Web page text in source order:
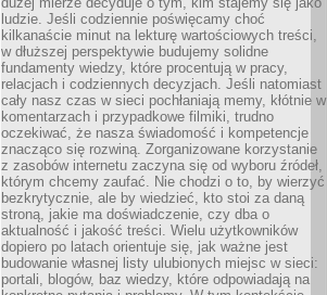
ludzie. Jeśli codziennie poświęcamy choć
kilkanaście minut na lekturę wartościowych treści,
w dłuższej perspektywie budujemy solidne
fundamenty wiedzy, które procentują w pracy,
relacjach i codziennych decyzjach. Jeśli natomiast
cały nasz czas w sieci pochłaniają memy, kłótnie w
komentarzach i przypadkowe filmiki, trudno
oczekiwać, że nasza świadomość i kompetencje
znacząco się rozwiną. Zorganizowane korzystanie
z zasobów internetu zaczyna się od wyboru źródeł,
którym chcemy zaufać. Nie chodzi o to, by wierzyć
bezkrytycznie, ale by wiedzieć, kto stoi za daną
stroną, jakie ma doświadczenie, czy dba o
aktualność i jakość treści. Wielu użytkowników
dopiero po latach orientuje się, jak ważne jest
budowanie własnej listy ulubionych miejsc w sieci:
portali, blogów, baz wiedzy, które odpowiadają na